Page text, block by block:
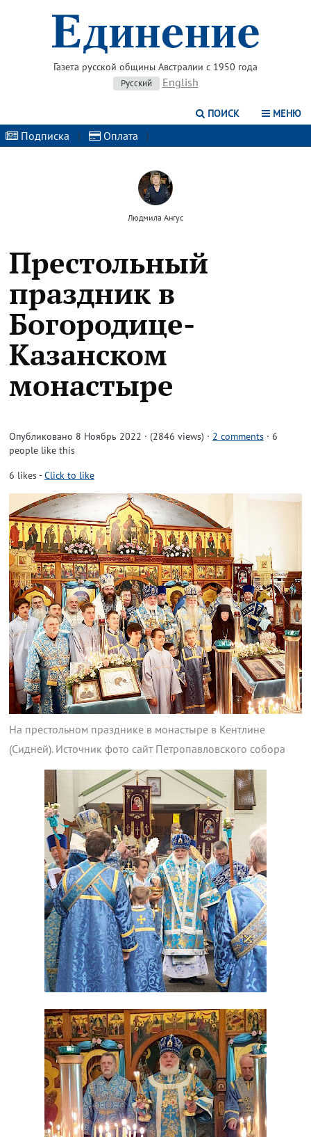
Газета русской общины Австралии с 1950 года
Русский English
ПОИСК МЕНЮ
Подписка | Оплата |
Людмила Ангус
Престольный
праздник в
Богородице-
Казанском
монастыре
Опубликовано 8 Ноябрь 2022 · (2846 views) · 2 comments · 6
people like this
6 likes-Click to like
На престольном празднике в монастыре в Кентлине
(Сидней). Источник фото сайт Петропавловского собора